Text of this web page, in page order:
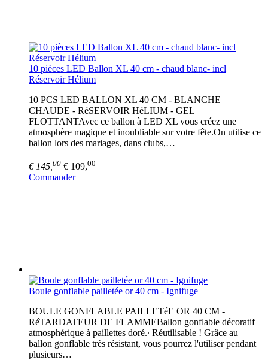
10 pièces LED Ballon XL 40 cm - chaud blanc- incl
Réservoir Hélium
10 PCS LED BALLON XL 40 CM - BLANCHE
CHAUDE - RéSERVOIR HéLIUM - GEL
FLOTTANTAvec ce ballon à LED XL vous créez une
atmosphère magique et inoubliable sur votre fête.On utilise ce
ballon lors des mariages, dans clubs,…
€ 145, 00 € 109,00
Commander
Boule gonflable pailletée or 40 cm - Ignifuge
BOULE GONFLABLE PAILLETéE OR 40 CM -
RéTARDATEUR DE FLAMMEBallon gonflable décoratif
atmosphérique à paillettes doré.∙ Réutilisable ! Grâce au
ballon gonflable très résistant, vous pourrez l'utiliser pendant
plusieurs…